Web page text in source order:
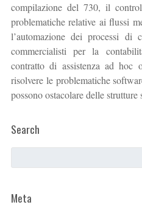
compilazione del 730, il
problematiche relative ai flussi
l’automazione dei processi di
commercialisti per la
contratto di assistenza ad hoc
risolvere le problematiche
possono ostacolare delle
Search
Meta